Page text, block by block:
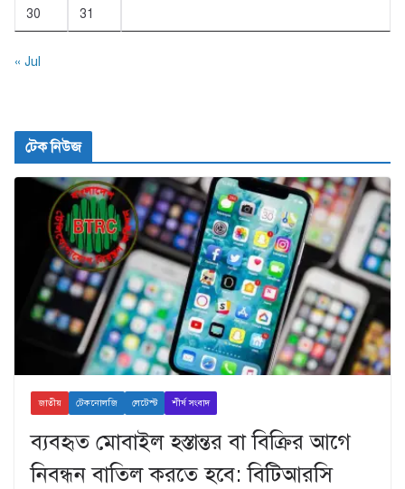
30 31
« Jul
টেক নিউজ
জাতীয় টেকনোলজি লেটেস্ট শীর্ষ সংবাদ
ব্যবহৃত মোবাইল হস্তান্তর বা বিক্রির আগে
নিবন্ধন বাতিল করতে হবে: বিটিআরসি